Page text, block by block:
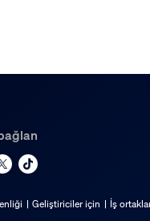
Geliştiriciler için İş